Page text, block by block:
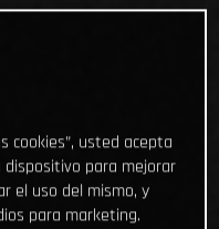
cookies”, usted acepta
dispositivo para mejorar
el uso del mismo, y
para marketing.